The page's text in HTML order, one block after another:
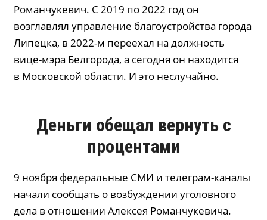
Романчукевич. С 2019 по 2022 год он
возглавлял управление благоустройства города
Липецка, в 2022-м переехал на должность
вице-мэра Белгорода, а сегодня он находится
в Московской области. И это неслучайно.
Деньги обещал вернуть с
процентами
9 ноября федеральные СМИ и телеграм-каналы
начали сообщать о возбуждении уголовного
дела в отношении Алексея Романчукевича.